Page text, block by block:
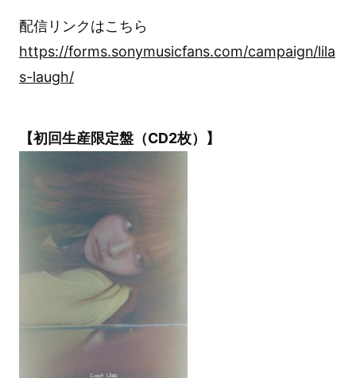
配信リンクはこちら
https://forms.sonymusicfans.com/campaign/lila
s-laugh/
【初回生産限定盤（CD2枚）】